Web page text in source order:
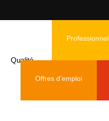
Qualité
Professionnel
Offres d’emploi